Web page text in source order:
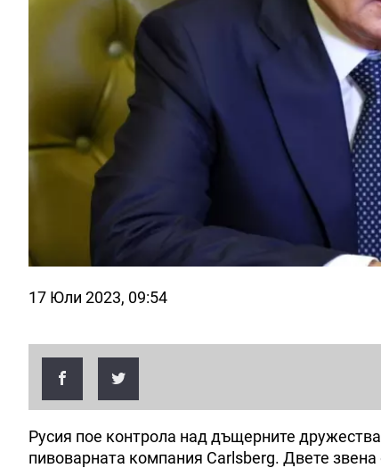
17 Юли 2023, 09:54
Русия пое контрола над дъщерните
пивоварната компания Carlsberg. Двете